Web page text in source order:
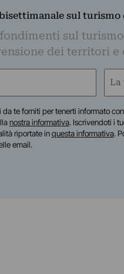
sul turismo
sul
dei territori e
te forniti per tenerti informato
nostra informativa. Iscrivendoti i
riportate inquesta informativa.
email.